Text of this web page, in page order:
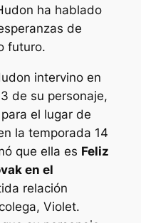
ha hablado
de
futuro.
intervino en
de su personaje,
el lugar de
la temporada 14
que ella es Feliz
en el
relación
Violet.